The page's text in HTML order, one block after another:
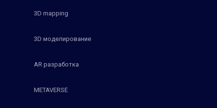
3D mapping
3D моделирование
AR разработка
METAVERSE